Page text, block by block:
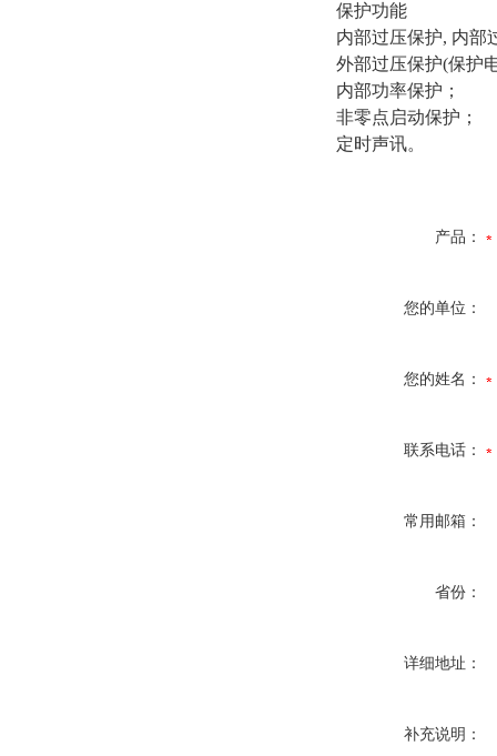
保护功能
内部过压保护, 内部
外部过压保护(保护
内部功率保护；
非零点启动保护；
定时声讯。
产品：
您的单位：
您的姓名：
联系电话：
常用邮箱：
省份：
详细地址：
补充说明：